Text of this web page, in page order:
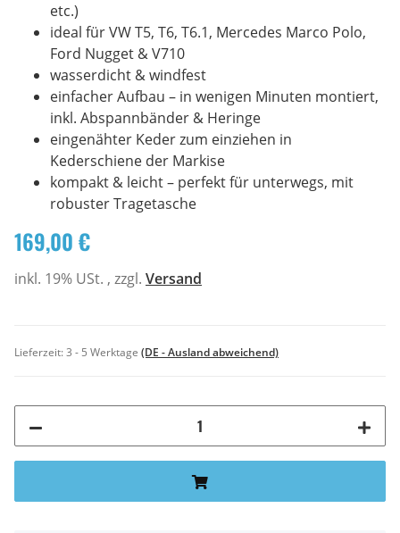
etc.)
ideal für VW T5, T6, T6.1, Mercedes Marco Polo,
Ford Nugget & V710
wasserdicht & windfest
einfacher Aufbau – in wenigen Minuten montiert,
inkl. Abspannbänder & Heringe
eingenähter Keder zum einziehen in
Kederschiene der Markise
kompakt & leicht – perfekt für unterwegs, mit
robuster Tragetasche
169,00 €
inkl. 19% USt. , zzgl. Versand
Lieferzeit:3 - 5 Werktage (DE - Ausland abweichend)